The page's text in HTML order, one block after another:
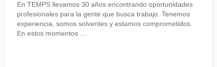
En TEMPS llevamos 30 años encontrando oportunidades
profesionales para la gente que busca trabajo. Tenemos
experiencia, somos solventes y estamos comprometidos.
En estos momentos ...